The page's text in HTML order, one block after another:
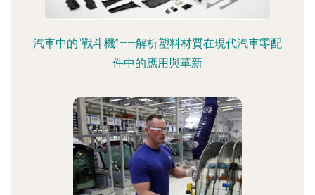
汽車中的“戰斗機”——解析塑料材質在現代汽車零配
件中的應用與革新